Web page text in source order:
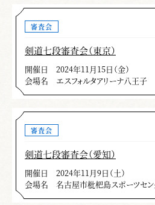
気迫、発声が不十分
い。
正しい五つの構え（左
下段・八相・脇構え）
え、構えを解いた時の
にとれていない。
打太刀、仕太刀の関
ろを」の理解不足
技術の面では
審査会
剣道七段審査会（東京）
開催日
2024年11月15日（金）
会場名
エスフォルタアリーナ八王子
審査会
剣道七段審査会（愛知）
開催日
2024年11月9日（土）
会場名
名古屋市枇杷島スポーツセン